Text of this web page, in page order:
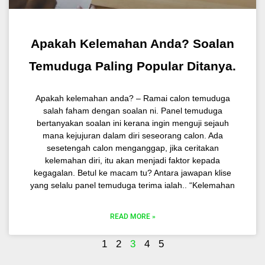
Apakah Kelemahan Anda? Soalan
Temuduga Paling Popular Ditanya.
Apakah kelemahan anda? – Ramai calon temuduga
salah faham dengan soalan ni. Panel temuduga
bertanyakan soalan ini kerana ingin menguji sejauh
mana kejujuran dalam diri seseorang calon. Ada
sesetengah calon menganggap, jika ceritakan
kelemahan diri, itu akan menjadi faktor kepada
kegagalan. Betul ke macam tu? Antara jawapan klise
yang selalu panel temuduga terima ialah.. “Kelemahan
READ MORE »
1 2 3 4 5